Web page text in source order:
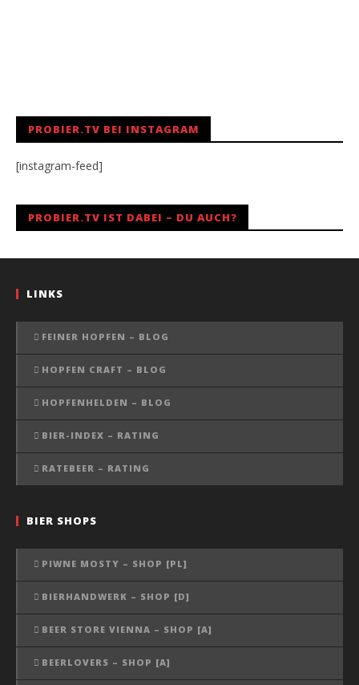
PROBIER.TV BEI INSTAGRAM
[instagram-feed]
PROBIER.TV IST DABEI – DU AUCH?
LINKS
FEINER HOPFEN – BLOG
HOPFEN CRAFT – BLOG
HOPFENHELDEN – BLOG
BIER-INDEX – RATING
RATEBEER – RATING
BIER SHOPS
PIWNE MOSTY – SHOP [PL]
BIERHANDWERK – SHOP [D]
BEER STORE VIENNA – SHOP [A]
BEERLOVERS – SHOP [A]